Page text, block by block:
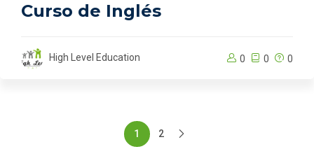
Curso de Inglés
High Level Education 0 0 0
1 2